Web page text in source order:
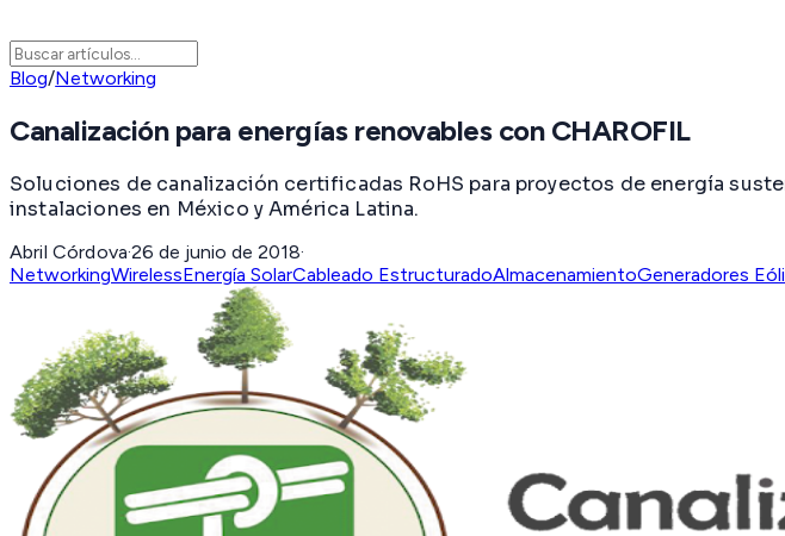
Blog/Networking
Canalización para energías renovables con CHAROFIL
Soluciones de canalización certificadas RoHS para proyectos de energía
instalaciones en México y América Latina.
Abril Córdova·26 de junio de 2018·
NetworkingWirelessEnergía SolarCableado EstructuradoAlmacenamientoGeneradores